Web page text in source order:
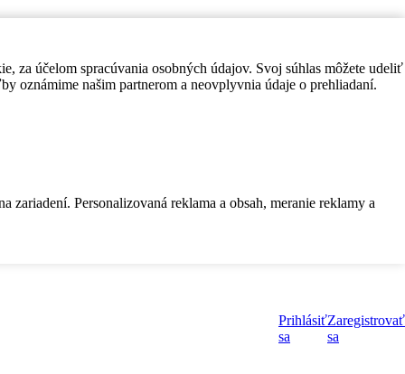
za účelom spracúvania osobných údajov. Svoj súhlas môžete udeliť
oznámime našim partnerom a neovplyvnia údaje o prehliadaní.
Personalizovaná reklama a obsah, meranie reklamy a
Prihlásiť
sa
Zaregistrovať
sa